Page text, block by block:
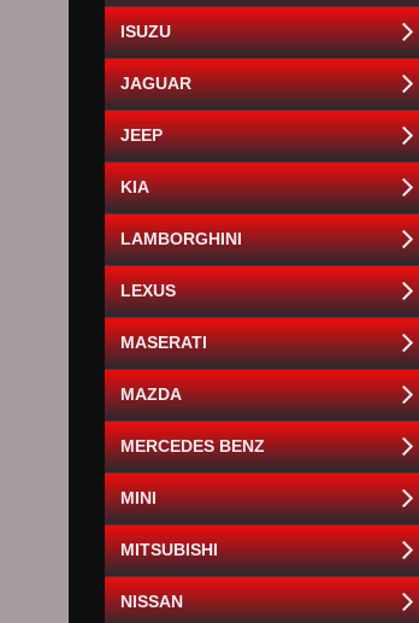
ISUZU
JAGUAR
JEEP
KIA
LAMBORGHINI
LEXUS
MASERATI
MAZDA
MERCEDES BENZ
MINI
MITSUBISHI
NISSAN